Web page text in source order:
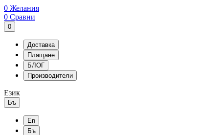
0 Желания
0 Сравни
0
Доставка
Плащане
БЛОГ
Производители
Език
Бъ
En
Бъ